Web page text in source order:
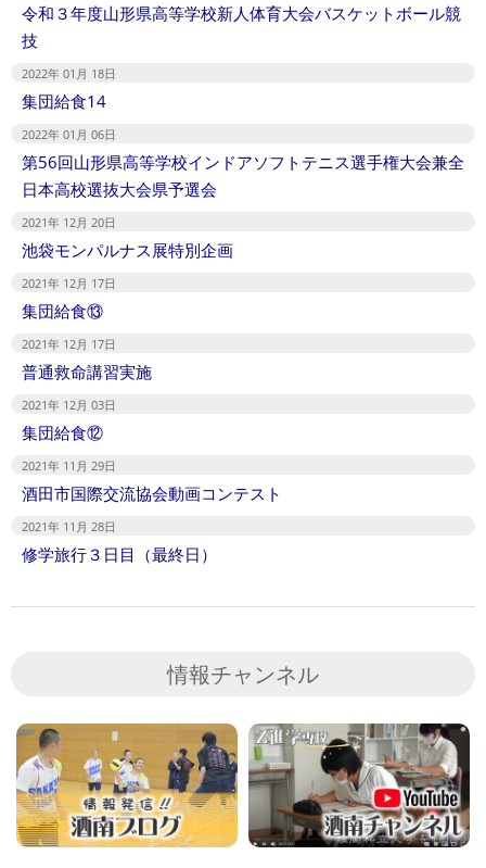
令和３年度山形県高等学校新人体育大会バスケットボール競
技
2022年 01月 18日
集団給食14
2022年 01月 06日
第56回山形県高等学校インドアソフトテニス選手権大会兼全
日本高校選抜大会県予選会
2021年 12月 20日
池袋モンパルナス展特別企画
2021年 12月 17日
集団給食⑬
2021年 12月 17日
普通救命講習実施
2021年 12月 03日
集団給食⑫
2021年 11月 29日
酒田市国際交流協会動画コンテスト
2021年 11月 28日
修学旅行３日目（最終日）
情報チャンネル